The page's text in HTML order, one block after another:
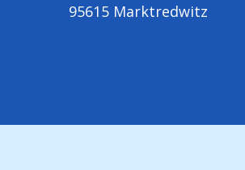
95615 Marktredwitz